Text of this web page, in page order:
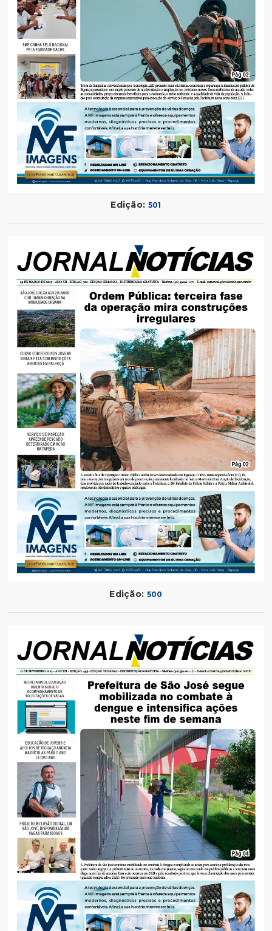
Edição: 501
Edição: 500